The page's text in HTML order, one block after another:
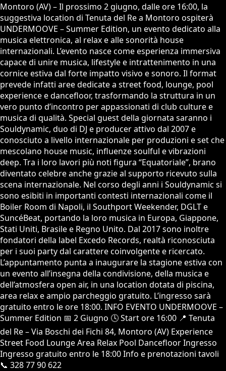
Montoro (AV) – Il prossimo 2 giugno, dalle ore 16:00, la
suggestiva location di Tenuta del Re a Montoro ospiterà
UNDERMOOVE – Summer Edition, un evento dedicato alla
musica elettronica, al relax e alle sonorità house
internazionali. L’evento nasce come esperienza immersiva
capace di unire musica, lifestyle e intrattenimento in una
cornice estiva dal forte impatto visivo e sonoro. Il format
prevede infatti aree dedicate a street food, lounge, pool
experience e dancefloor, trasformando la struttura in un
vero punto d’incontro per appassionati di club culture e
musica di qualità. Special guest della giornata saranno i
Souldynamic, duo di DJ e producer attivo dal 2007 e
conosciuto a livello internazionale per produzioni e set che
mescolano house music, influenze soulful e vibrazioni
deep. Tra i loro lavori più noti figura “Equatoriale”, brano
diventato celebre anche grazie al supporto ricevuto sulla
scena internazionale. Nel corso degli anni i Souldynamic si
sono esibiti in importanti contesti internazionali come il
Boiler Room di Napoli, il Southport Weekender, DGLT e
SuncéBeat, portando la loro musica in Europa, Giappone,
Stati Uniti, Brasile e Regno Unito. Dal 2017 sono inoltre
fondatori della label Excedo Records, realtà riconosciuta
per i suoi party dal carattere coinvolgente e ricercato.
L’appuntamento punta a inaugurare la stagione estiva con
un evento all’insegna della condivisione, della musica e
dell’atmosfera open air, in una location dotata di piscina,
area relax e ampio parcheggio gratuito. L’ingresso sarà
gratuito entro le ore 18:00. INFO EVENTO UNDERMOOVE –
Summer Edition 📅 2 Giugno 🕓 Start ore 16:00 📍 Tenuta
del Re – Via Boschi dei Fichi 84, Montoro (AV) Experience
Street Food Lounge Area Relax Pool Dancefloor Ingresso
Ingresso gratuito entro le 18:00 Info e prenotazioni tavoli
📞 328 77 90 622